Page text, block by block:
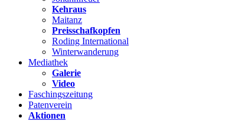
Kehraus
Maitanz
Preisschafkopfen
Roding International
Winterwanderung
Mediathek
Galerie
Video
Faschingszeitung
Patenverein
Aktionen